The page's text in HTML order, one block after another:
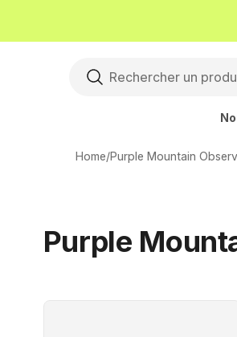
Home/Purple Mountain
Purple